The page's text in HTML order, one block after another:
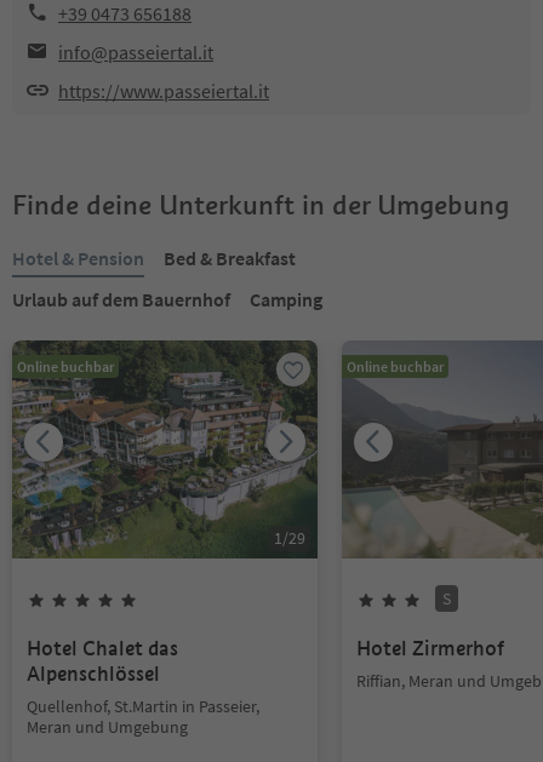
+39 0473 656188
info@passeiertal.it
https://www.passeiertal.it
Finde deine Unterkunft in der Umgebung
Hotel & Pension
Bed & Breakfast
Urlaub auf dem Bauernhof
Camping
Online buchbar
1/29
Hotel Chalet das
Alpenschlössel
Quellenhof, St.Martin in Passeier,
Meran und Umgebung
Online buchbar
S
Hotel Zirmerhof
Riffian, Meran und